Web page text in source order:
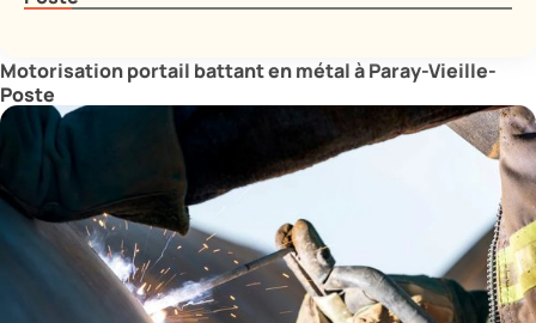
Motorisation portail battant en métal à Paray-Vieille-
Poste